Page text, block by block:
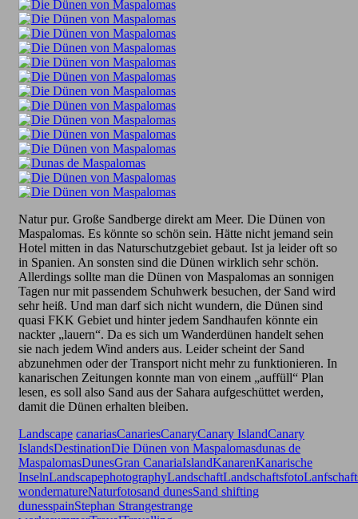
Natur pur. Große Sandberge direkt am Meer. Die Dünen von
Maspalomas. Es könnte so schön sein. Hätte nicht jemand sein
Hotel mitten in das Naturschutzgebiet gebaut. Ist ja leider oft so
in Spanien. An sonsten sind die Dünen wirklich sehr schön.
Allerdings sollte man die Dünen von Maspalomas an sonnigen
Tagen nur mit passendem Schuhwerk besuchen, der Sand wird
sehr heiß. Und man darf sich nicht wundern, die Dünen sind
quasi FKK Gebiet und hinter jedem Sandhaufen könnte ein
nackter „lauern“. Da es sich um Wanderdünen handelt sehen
sie nach jedem Wind anders aus. Leider scheint der Sand
abzunehmen oder der Transport nicht mehr zu funktionieren. In
kanarischen Zeitungen konnte man von einem „auffüll“ Plan
lesen, es soll also Sand aus der Sahara aufgeschüttet werden,
damit die Dünen erhalten bleiben.
Landscape canariasCanariesCanaryCanary IslandCanary
IslandsDestinationDie Dünen von Maspalomasdunas de
MaspalomasDunesGran CanariaIslandKanarenKanarische
InselnLandscapephotographyLandschaftLandschaftsfoto
wondernatureNaturfotosand dunesSand shifting
dunesspainStephan Strangestrange